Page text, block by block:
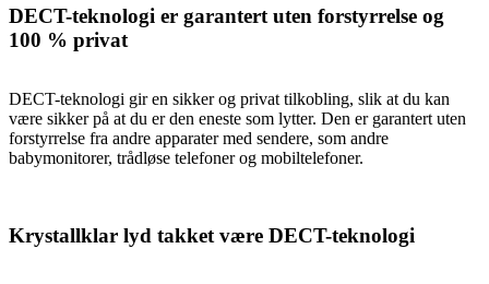
DECT-teknologi er garantert uten forstyrrelse og
100 % privat
DECT-teknologi gir en sikker og privat tilkobling, slik at du kan
være sikker på at du er den eneste som lytter. Den er garantert uten
forstyrrelse fra andre apparater med sendere, som andre
babymonitorer, trådløse telefoner og mobiltelefoner.
Krystallklar lyd takket være DECT-teknologi